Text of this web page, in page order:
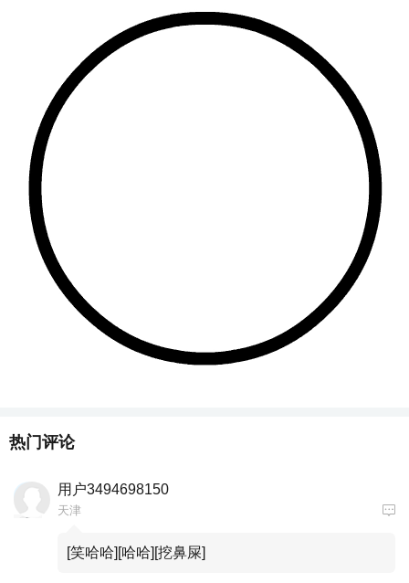
热门评论
用户3494698150
天津
[笑哈哈][哈哈][挖鼻屎]